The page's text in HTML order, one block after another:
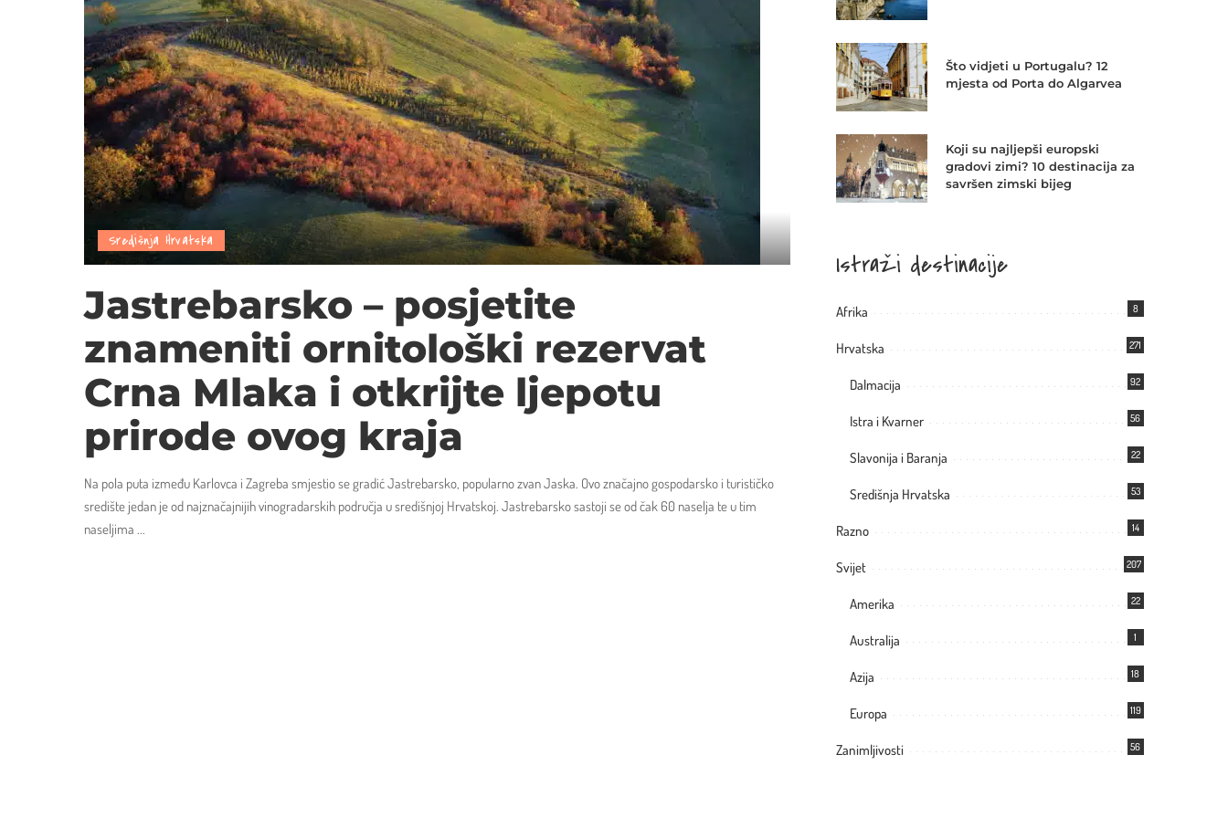
Središnja Hrvatska
Jastrebarsko – posjetite
znameniti ornitološki rezervat
Crna Mlaka i otkrijte ljepotu
prirode ovog kraja
Na pola puta između Karlovca i Zagreba smjestio se gradić Jastrebarsko, popularno zvan Jaska. Ovo značajno gospodarsko i turističko
središte jedan je od najznačajnijih vinogradarskih područja u središnjoj Hrvatskoj. Jastrebarsko sastoji se od čak 60 naselja te u tim
naseljima ...
Što vidjeti u Portugalu? 12
mjesta od Porta do Algarvea
Koji su najljepši europski
gradovi zimi? 10 destinacija za
savršen zimski bijeg
Istraži destinacije
Afrika 8
Hrvatska 271
Dalmacija 92
Istra i Kvarner 56
Slavonija i Baranja 22
Središnja Hrvatska 53
Razno 14
Svijet 207
Amerika 22
Australija 1
Azija 18
Europa 119
Zanimljivosti 56